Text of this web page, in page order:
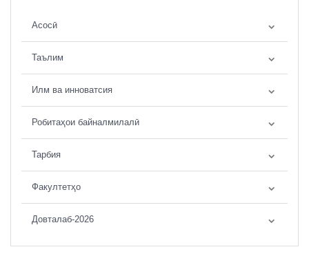
Асосӣ
Таълим
Илм ва инноватсия
Робитаҳои байналмилалӣ
Тарбия
Факултетҳо
Довталаб-2026